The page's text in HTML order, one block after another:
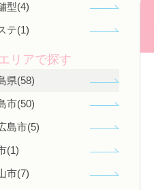
型(4)
テ(1)
リアで探す
県(58)
市(50)
島市(5)
(1)
市(7)